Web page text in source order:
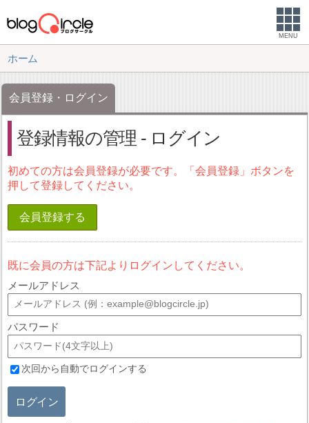
MENU
ホーム
会員登録・ログイン
登録情報の管理 - ログイン
初めての方は会員登録が必要です。「会員登録」ボタンを
押して登録してください。
会員登録する
既に会員の方は下記よりログインしてください。
メールアドレス
パスワード
次回から自動でログインする
ログイン